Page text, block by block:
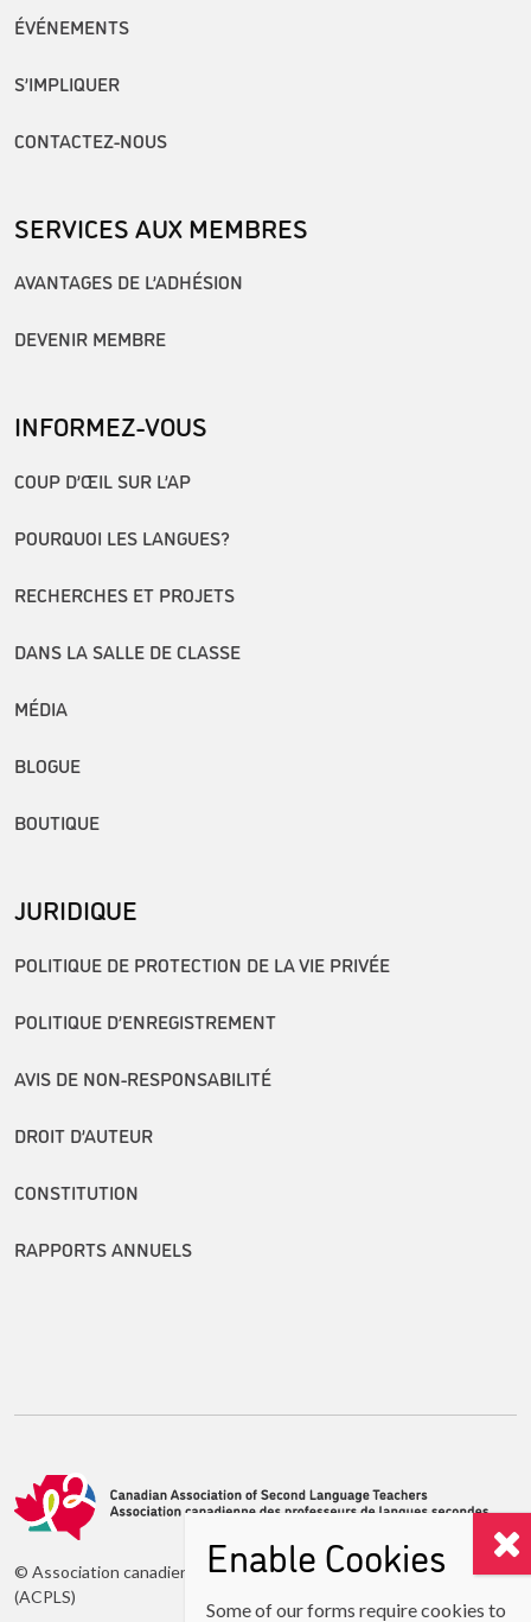
ÉVÉNEMENTS
S’IMPLIQUER
CONTACTEZ-NOUS
SERVICES AUX MEMBRES
AVANTAGES DE L’ADHÉSION
DEVENIR MEMBRE
INFORMEZ-VOUS
COUP D’ŒIL SUR L’AP
POURQUOI LES LANGUES?
RECHERCHES ET PROJETS
DANS LA SALLE DE CLASSE
MÉDIA
BLOGUE
BOUTIQUE
JURIDIQUE
POLITIQUE DE PROTECTION DE LA VIE PRIVÉE
POLITIQUE D’ENREGISTREMENT
AVIS DE NON-RESPONSABILITÉ
DROIT D’AUTEUR
CONSTITUTION
RAPPORTS ANNUELS
© Association canadienne des professeurs de langues secondes
(ACPLS)
Enable Cookies
Some of our forms require cookies to